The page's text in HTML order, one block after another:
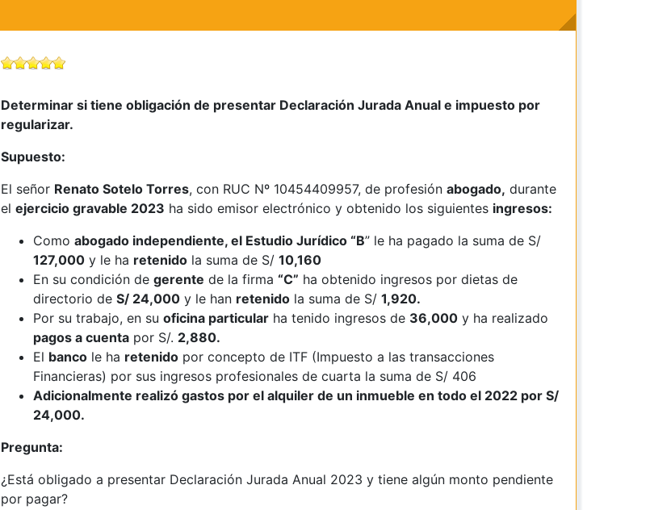
Determinar si tiene obligación de presentar Declaración Jurada Anual e impuesto por
regularizar.
Supuesto:
El señor Renato Sotelo Torres, con RUC Nº 10454409957, de profesión abogado, durante
el ejercicio gravable 2023 ha sido emisor electrónico y obtenido los siguientes ingresos:
Como abogado independiente, el Estudio Jurídico “B” le ha pagado la suma de S/
127,000y le ha retenidola suma de S/ 10,160
En su condición de gerente de la firma “C” ha obtenido ingresos por dietas de
directorio de S/ 24,000y le han retenidola suma de S/ 1,920.
Por su trabajo, en su oficina particularha tenido ingresos de 36,000y ha realizado
pagos a cuentapor S/. 2,880.
El bancole ha retenidopor concepto de ITF (Impuesto a las transacciones
Financieras) por sus ingresos profesionales de cuarta la suma de S/ 406
Adicionalmente realizó gastos por el alquiler de un inmueble en todo el 2022 por S/
24,000.
Pregunta:
¿Está obligado a presentar Declaración Jurada Anual 2023 y tiene algún monto pendiente
por pagar?